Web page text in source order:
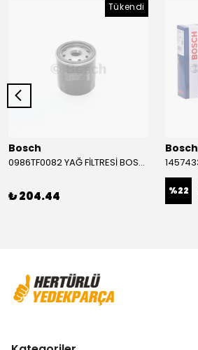
Tükendi
Bosch
0986TF0082 YAĞ FİLTRESİ BOSCH
₺ 204.44
Bosch
%22